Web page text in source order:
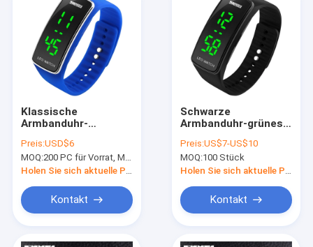
Klassische
Armbanduhr-
Silikon-Bügel-LED
Digital
Preis:USD$6
MOQ:200 PC für Vorrat, Mischungsfarben
Holen Sie sich aktuelle Preis
Kontakt
Schwarze
Armbanduhr-grünes
des Silikon-Bügel-
LED für Kinder
Preis:US$7-US$10
MOQ:100 Stück
Holen Sie sich aktuelle Preis
Kontakt